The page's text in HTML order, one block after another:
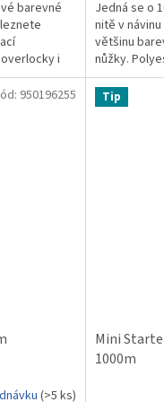
barevné
i
5
hvězdiček.
Jedná se o
nitě v
většinu
nůžky.
klasické šití.
(>5 ks)
950196255 Tip
Mini
1000m